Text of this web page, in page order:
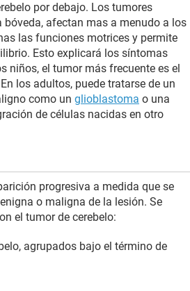
por debajo. Los tumores
afectan mas a menudo a los
las funciones motrices y permite
Esto explicará los síntomas
niños, el tumor más frecuente es el
los adultos, puede tratarse de un
como un glioblastoma o una
de células nacidas en otro
progresiva a medida que se
o maligna de la lesión. Se
el tumor de cerebelo:
agrupados bajo el término de